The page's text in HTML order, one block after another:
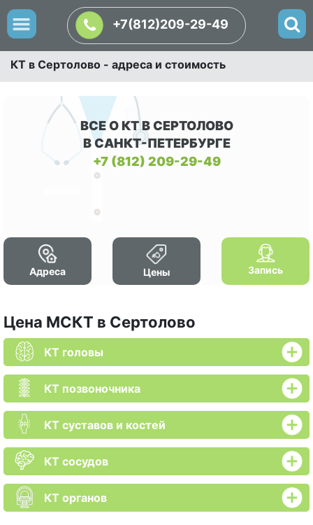
+7(812)209-29-49
КТ в Сертолово - адреса и стоимость
ВСЕ О КТ В СЕРТОЛОВО
В САНКТ-ПЕТЕРБУРГЕ
+7 (812) 209-29-49
Адреса Цены Запись
Цена МСКТ в Сертолово
КТ головы
КТ позвоночника
КТ суставов и костей
КТ сосудов
КТ органов